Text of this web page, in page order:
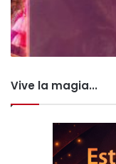
Vive la magia...